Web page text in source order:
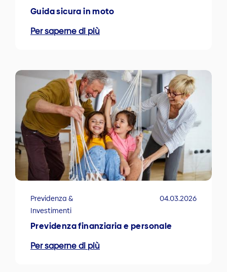
Guida sicura in moto
Per saperne di più
Previdenza &
Investimenti
04.03.2026
Previdenza finanziaria e personale
Per saperne di più